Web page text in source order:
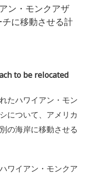
ン・モンクアザ
に移動させる計
to be relocated
たハワイアン・モン
について、アメリカ
の海岸に移動させる
ワイアン・モンクア